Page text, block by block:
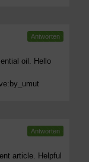
oil. Hello
Antworten
article. Helpful
Antworten